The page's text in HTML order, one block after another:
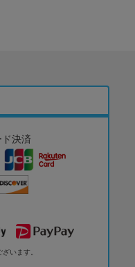
決済
います。